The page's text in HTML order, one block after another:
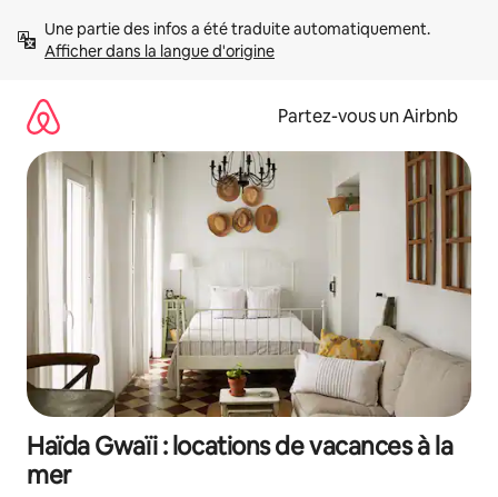
directement
Afficher dans la langue d'origine
Partez-vous un Airbnb
Haïda Gwaïi : locations de vacances à la
mer